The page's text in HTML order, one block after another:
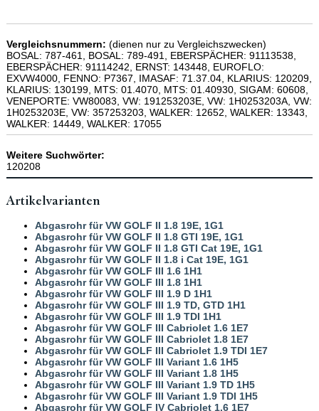
Vergleichsnummern: (dienen nur zu Vergleichszwecken)
BOSAL: 787-461, BOSAL: 789-491, EBERSPÄCHER: 91113538,
EBERSPÄCHER: 91114242, ERNST: 143448, EUROFLO:
EXVW4000, FENNO: P7367, IMASAF: 71.37.04, KLARIUS: 120209,
KLARIUS: 130199, MTS: 01.4070, MTS: 01.40930, SIGAM: 60608,
VENEPORTE: VW80083, VW: 191253203E, VW: 1H0253203A, VW:
1H0253203E, VW: 357253203, WALKER: 12652, WALKER: 13343,
WALKER: 14449, WALKER: 17055
Weitere Suchwörter:
120208
Artikelvarianten
Abgasrohr für VW GOLF II 1.8 19E, 1G1
Abgasrohr für VW GOLF II 1.8 GTI 19E, 1G1
Abgasrohr für VW GOLF II 1.8 GTI Cat 19E, 1G1
Abgasrohr für VW GOLF II 1.8 i Cat 19E, 1G1
Abgasrohr für VW GOLF III 1.6 1H1
Abgasrohr für VW GOLF III 1.8 1H1
Abgasrohr für VW GOLF III 1.9 D 1H1
Abgasrohr für VW GOLF III 1.9 TD, GTD 1H1
Abgasrohr für VW GOLF III 1.9 TDI 1H1
Abgasrohr für VW GOLF III Cabriolet 1.6 1E7
Abgasrohr für VW GOLF III Cabriolet 1.8 1E7
Abgasrohr für VW GOLF III Cabriolet 1.9 TDI 1E7
Abgasrohr für VW GOLF III Variant 1.6 1H5
Abgasrohr für VW GOLF III Variant 1.8 1H5
Abgasrohr für VW GOLF III Variant 1.9 TD 1H5
Abgasrohr für VW GOLF III Variant 1.9 TDI 1H5
Abgasrohr für VW GOLF IV Cabriolet 1.6 1E7